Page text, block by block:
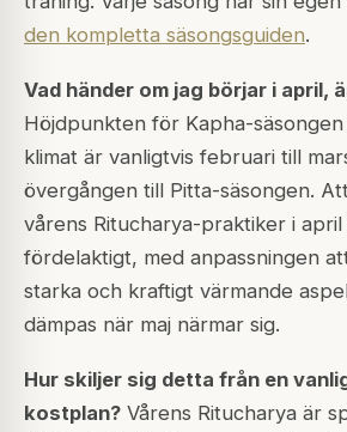
den kompletta säsongsguiden.
Vad händer om jag börjar i april,
Höjdpunkten för Kapha-
klimat är vanligtvis februari till
övergången till Pitta-säsongen.
vårens Ritucharya-praktiker i
fördelaktigt, med anpassningen
starka och kraftigt värmande
dämpas när maj närmar sig.
Hur skiljer sig detta från en
kostplan? Vårens Ritucharya är